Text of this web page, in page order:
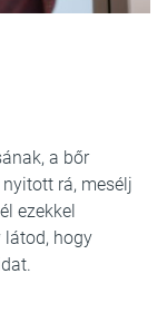
a bőr
nyitott rá, mesélj
ezekkel
látod, hogy